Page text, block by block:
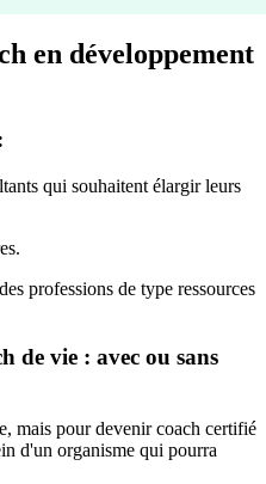
en développement
qui souhaitent élargir leurs
professions de type ressources
de vie : avec ou sans
mais pour devenir coach certifié
d'un organisme qui pourra